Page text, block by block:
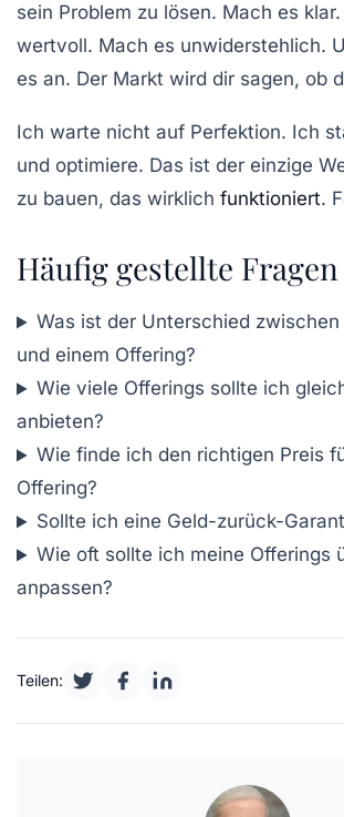
sein Problem zu lösen. Mach es
wertvoll. Mach es unwiderstehlich.
es an. Der Markt wird dir sagen, ob
Ich warte nicht auf Perfektion. Ich
und optimiere. Das ist der einzige
zu bauen, das wirklich funktioniert.
Häufig gestellte Fragen
Was ist der Unterschied
und einem Offering?
Wie viele Offerings sollte ich
anbieten?
Wie finde ich den richtigen Preis
Offering?
Sollte ich eine Geld-zurück-
Wie oft sollte ich meine Offerings
anpassen?
Teilen: